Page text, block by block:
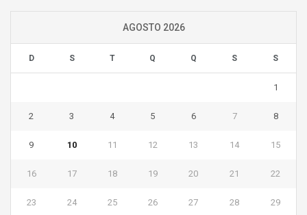
AGOSTO 2026
D S T Q Q S S
1
2 3 4 5 6 7 8
9 10 11 12 13 14 15
16 17 18 19 20 21 22
23 24 25 26 27 28 29